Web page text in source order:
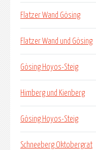
Flatzer Wand Gösing
Flatzer Wand und Gösing
Gösing Hoyos-Steig
Himberg und Kienberg
Gösing Hoyos-Steig
Schneeberg Oktobergrat